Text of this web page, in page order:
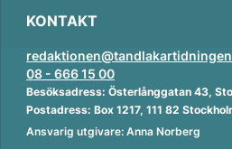
KONTAKT
08 - 666 15 00
Besöksadress: Österlånggatan 43,
Postadress: Box 1217, 111 82
Ansvarig utgivare: Anna Norberg